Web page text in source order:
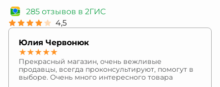
285 отзывов в 2ГИС
4,5
Юлия Червонюк
★★★★★
Прекрасный магазин, очень вежливые
продавцы, всегда проконсультируют, помогут в
выборе. Очень много интересного товара